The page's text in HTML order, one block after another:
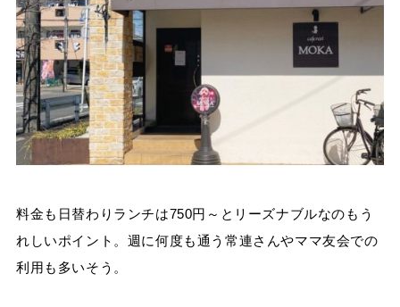
料金も日替わりランチは750円～とリーズナブルなのもう
れしいポイント。週に何度も通う常連さんやママ友会での
利用も多いそう。